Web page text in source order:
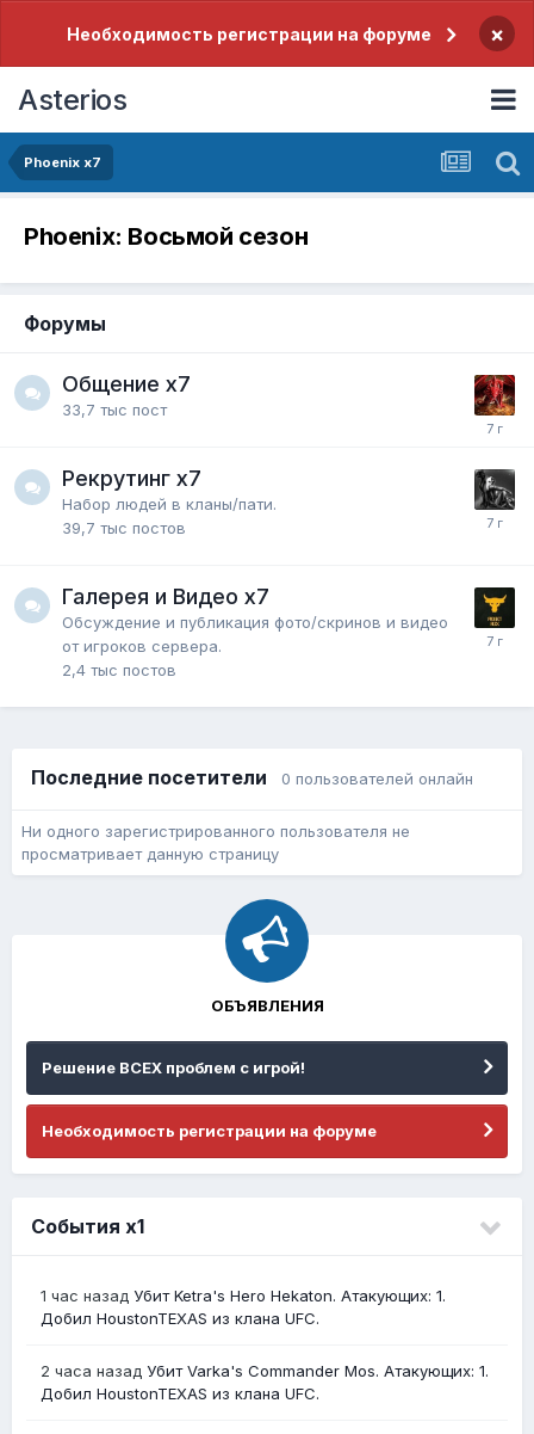
Необходимость регистрации на форуме ×
Asterios
Phoenix x7
Phoenix: Восьмой сезон
Форумы
Общение x7
33,7 тыс пост
Рекрутинг x7
Набор людей в кланы/пати.
39,7 тыс постов
Галерея и Видео x7
Обсуждение и публикация фото/скринов и видео
от игроков сервера.
2,4 тыс постов
Последние посетители 0 пользователей онлайн
Ни одного зарегистрированного пользователя не
просматривает данную страницу
ОБЪЯВЛЕНИЯ
Решение ВСЕХ проблем с игрой!
Необходимость регистрации на форуме
События х1
1 час назад Убит Ketra's Hero Hekaton. Атакующих: 1.
Добил HoustonTEXAS из клана UFC.
2 часа назад Убит Varka's Commander Mos. Атакующих: 1.
Добил HoustonTEXAS из клана UFC.